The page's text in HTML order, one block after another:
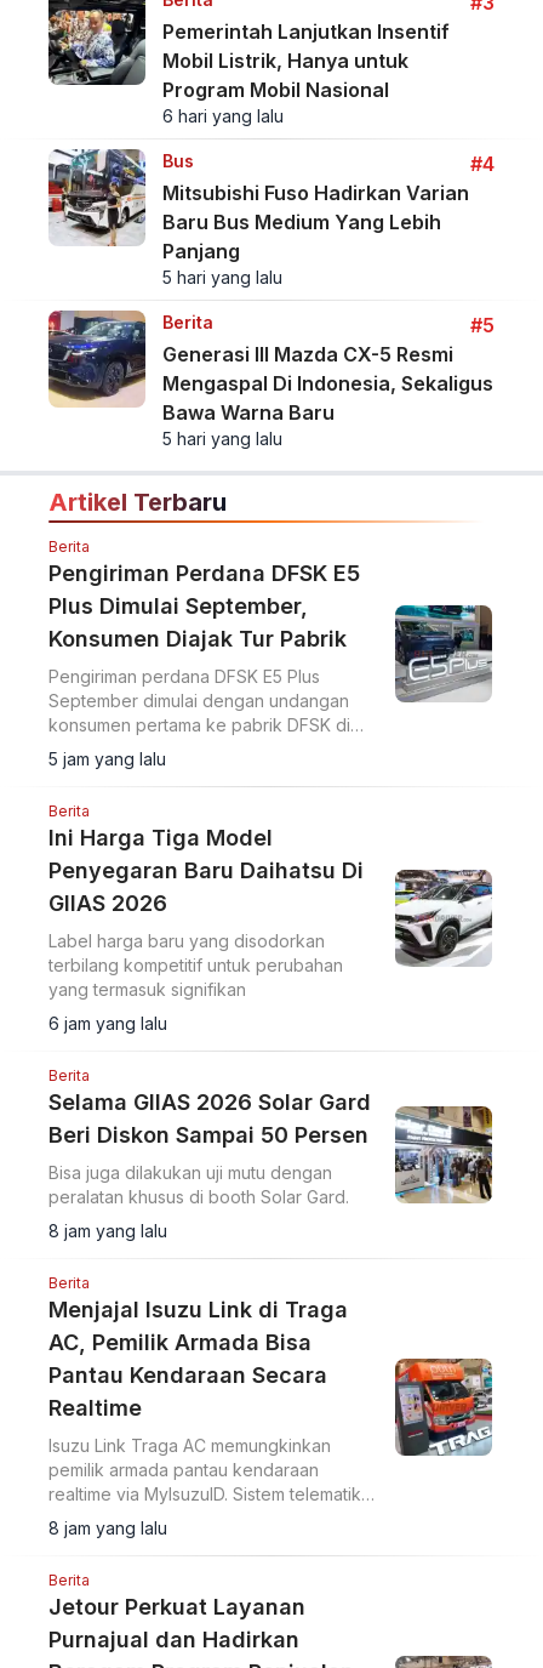
Pemerintah Lanjutkan Insentif
Mobil Listrik, Hanya untuk
Program Mobil Nasional
6 hari yang lalu
Bus
#4
Mitsubishi Fuso Hadirkan Varian
Baru Bus Medium Yang Lebih
Panjang
5 hari yang lalu
Berita
#5
Generasi III Mazda CX-5 Resmi
Mengaspal Di Indonesia, Sekaligus
Bawa Warna Baru
5 hari yang lalu
Artikel Terbaru
Berita
Pengiriman Perdana DFSK E5
Plus Dimulai September,
Konsumen Diajak Tur Pabrik
Pengiriman perdana DFSK E5 Plus
September dimulai dengan undangan
konsumen pertama ke pabrik DFSK di
Cikande untuk melihat proses produksi
PHEV.
5 jam yang lalu
Berita
Ini Harga Tiga Model
Penyegaran Baru Daihatsu Di
GIIAS 2026
Label harga baru yang disodorkan
terbilang kompetitif untuk perubahan
yang termasuk signifikan
6 jam yang lalu
Berita
Selama GIIAS 2026 Solar Gard
Beri Diskon Sampai 50 Persen
Bisa juga dilakukan uji mutu dengan
peralatan khusus di booth Solar Gard.
8 jam yang lalu
Berita
Menjajal Isuzu Link di Traga
AC, Pemilik Armada Bisa
Pantau Kendaraan Secara
Realtime
Isuzu Link Traga AC memungkinkan
pemilik armada pantau kendaraan
realtime via MyIsuzuID. Sistem telematika
ini pantau lokasi, kecepatan, dan
operasional kendaraan.
8 jam yang lalu
Berita
Jetour Perkuat Layanan
Purnajual dan Hadirkan